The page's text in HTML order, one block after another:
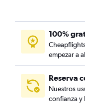
100%
empezar a
Reserva
Nuestros
confianza y